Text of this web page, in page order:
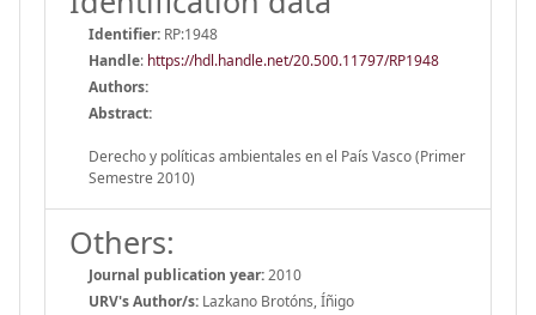
Identifier: RP:1948
Handle: https://hdl.handle.net/20.500.11797/RP1948
Authors:
Abstract:
Derecho y políticas ambientales en el País Vasco (Primer
Semestre 2010)
Others:
Journal publication year:2010
URV's Author/s: Lazkano Brotóns, Íñigo